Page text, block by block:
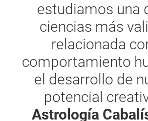
estudiamos una
ciencias más
relacionada
comportamiento
el desarrollo de
potencial
Astrología